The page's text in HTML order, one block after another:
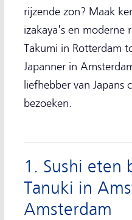
rijzende zon? Maak
izakaya's en moderne
Takumi in Rotterdam
Japanner in
liefhebber van Japans
bezoeken.
1. Sushi eten
Tanuki in
Amsterdam